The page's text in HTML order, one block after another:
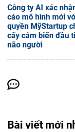
Công ty AI xác
cáo mô hình mới
quyền MỹStartup
cấy cảm biến đầu
não người
Bài viết mới